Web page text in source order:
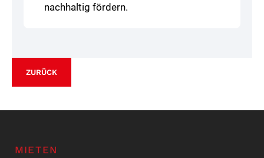
nachhaltig fördern.
ZURÜCK
MIETEN